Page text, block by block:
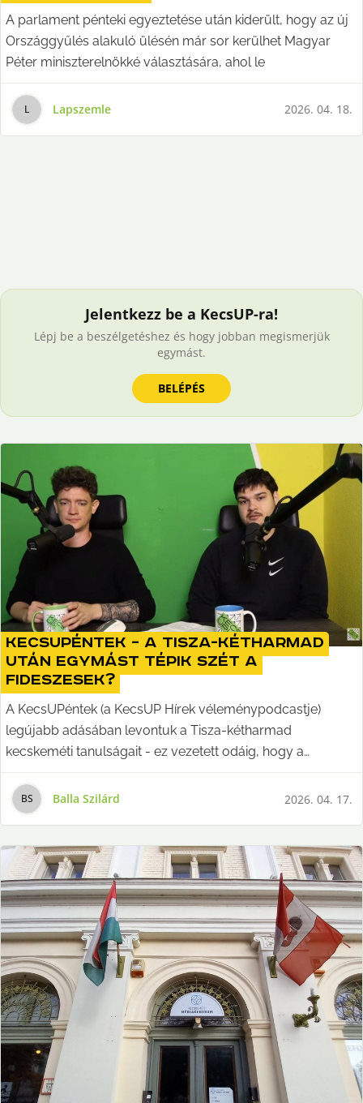
A parlament pénteki egyeztetése után kiderült, hogy az új
Országgyűlés alakuló ülésén már sor kerülhet Magyar
Péter miniszterelnökké választására, ahol le
L Lapszemle 2026. 04. 18.
Jelentkezz be a KecsUP-ra!
Lépj be a beszélgetéshez és hogy jobban megismerjük
egymást.
BELÉPÉS
KecsUPéntek – A Tisza-kétharmad
után egymást tépik szét a
fideszesek?
A KecsUPéntek (a KecsUP Hírek véleménypodcastje)
legújabb adásában levontuk a Tisza-kétharmad
kecskeméti tanulságait - ez vezetett odáig, hogy a
Szövetség
BS Balla Szilárd 2026. 04. 17.